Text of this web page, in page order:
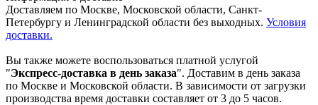
Доставляем по Москве, Московской области, Санкт-
Петербургу и Ленинградской области без выходных. Условия
доставки.
Вы также можете воспользоваться платной услугой
"Экспресс-доставка в день заказа". Доставим в день заказа
по Москве и Московской области. В зависимости от загрузки
производства время доставки составляет от 3 до 5 часов.